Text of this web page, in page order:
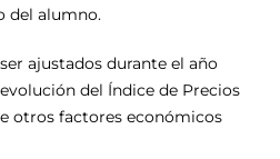
del alumno.
ajustados durante el año
del Índice de Precios
otros factores económicos